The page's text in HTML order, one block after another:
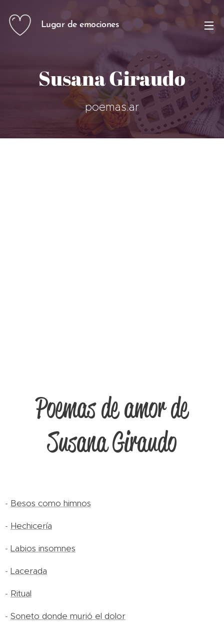
Lugar de emociones
Susana Giraudo
poemas.ar
Poemas de amor de
Susana Giraudo
- Besos como himnos
- Hechicería
- Labios insomnes
- Lacerada
- Ritual
- Soneto donde murió el dolor